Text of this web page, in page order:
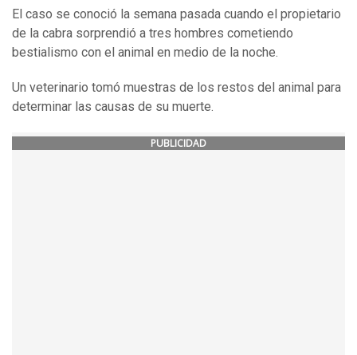
El caso se conoció la semana pasada cuando el propietario
de la cabra sorprendió a tres hombres cometiendo
bestialismo con el animal en medio de la noche.
Un veterinario tomó muestras de los restos del animal para
determinar las causas de su muerte.
PUBLICIDAD